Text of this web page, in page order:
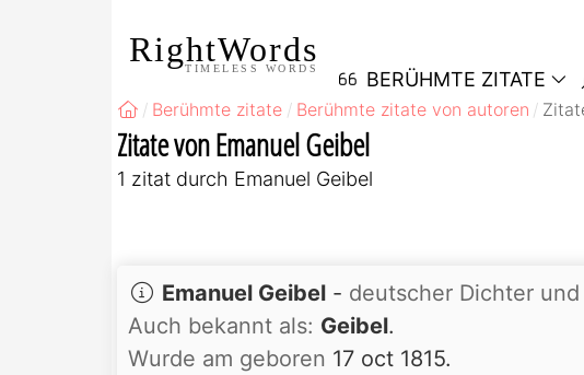
RightWords
TIMELESS WORDS BERÜHMTE ZITATE
Berühmte zitate Berühmte zitate von autoren
Zitate von Emanuel Geibel
1 zitat durch Emanuel Geibel
Emanuel Geibel - deutscher Dichter
Auch bekannt als: Geibel.
Wurde am geboren 17 oct 1815.